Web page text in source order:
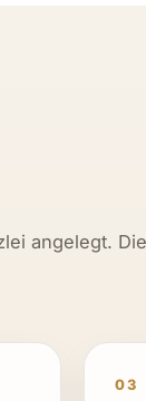
angelegt. Die
03